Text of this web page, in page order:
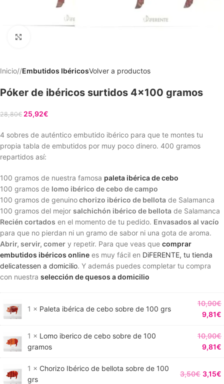
Inicio/ Embutidos IbéricosVolver a productos
Póker de ibéricos surtidos 4×100 gramos
28,80€ 25,92€
4 sobres de auténtico embutido ibérico para que te montes tu
propia tabla de embutidos por muy poco dinero. 400 gramos
repartidos así:
100 gramos de nuestra famosa paleta ibérica de cebo
100 gramos de lomo ibérico de cebo de campo
100 gramos de genuinochorizo ibérico de bellota de Salamanca
100 gramos del mejor salchichón ibérico de bellota de Salamanca
Recién cortados en el momento de tu pedido. Envasados al vacío
para que no pierdan ni un gramo de sabor ni una gota de aroma.
Abrir, servir, comer y repetir. Para que veas que comprar
embutidos ibéricos online es muy fácil en DiFERENTE, tu tienda
delicatessen a domicilio. Y además puedes completar tu compra
con nuestra selección de quesos a domicilio
1 × Paleta ibérica de cebo sobre de 100 grs
10,90€
9,81€
1 × Lomo iberico de cebo sobre de 100
gramos
10,90€
9,81€
1 × Chorizo Ibérico de bellota sobre de 100
grs
3,50€ 3,15€